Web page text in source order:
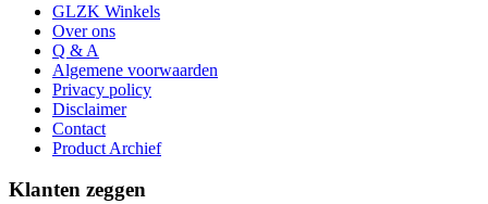
GLZK Winkels
Over ons
Q & A
Algemene voorwaarden
Privacy policy
Disclaimer
Contact
Product Archief
Klanten zeggen